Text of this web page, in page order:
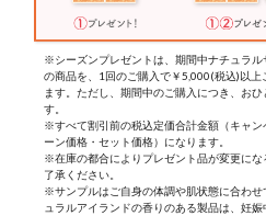
※シーズンプレゼントは、期間中ナチュラ
の商品を、1回のご購入で￥5,000(税込)以
ます。ただし、期間中のご購入につき、お
す。
※すべて割引前の税込定価合計金額（キャ
ーン価格・セット価格）になります。
※在庫の都合によりプレゼント品が変更に
了承ください。
※サンプルはご自身の体調や肌状態に合わ
ュラルアイランドの香りのある製品は、妊